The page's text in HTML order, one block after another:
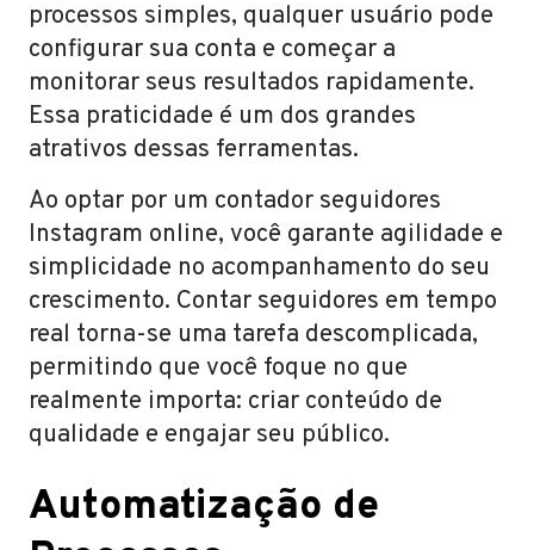
processos simples, qualquer usuário pode
configurar sua conta e começar a
monitorar seus resultados rapidamente.
Essa praticidade é um dos grandes
atrativos dessas ferramentas.
Ao optar por um contador seguidores
Instagram online, você garante agilidade e
simplicidade no acompanhamento do seu
crescimento. Contar seguidores em tempo
real torna-se uma tarefa descomplicada,
permitindo que você foque no que
realmente importa: criar conteúdo de
qualidade e engajar seu público.
Automatização de